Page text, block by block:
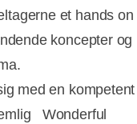
et hands on
koncepter og
med en kompetent
Wonderful